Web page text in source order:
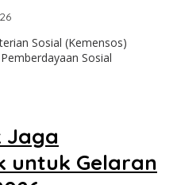
oleh
Sosial (Kemensos)
Sosial
Jaga
untuk Gelaran